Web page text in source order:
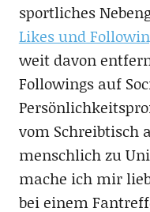
sportliches
Likes und
weit davon
Followings auf
vom Schreibtisch
menschlich zu
mache ich mir
bei einem